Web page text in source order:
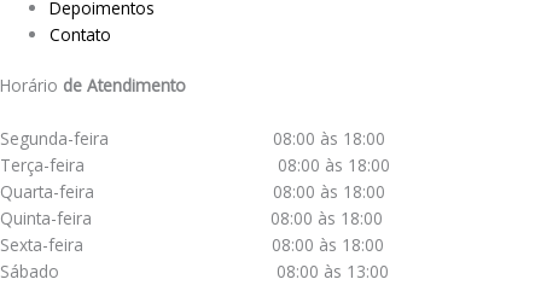
Depoimentos
Contato
Horário de Atendimento
Segunda-feira 08:00 às 18:00
Terça-feira 08:00 às 18:00
Quarta-feira 08:00 às 18:00
Quinta-feira 08:00 às 18:00
Sexta-feira 08:00 às 18:00
Sábado 08:00 às 13:00